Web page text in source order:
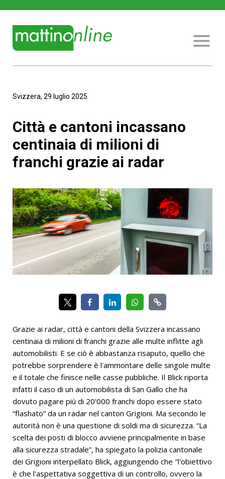
Svizzera, 29 luglio 2025
Città e cantoni incassano
centinaia di milioni di
franchi grazie ai radar
Grazie ai radar, città e cantoni della Svizzera incassano
centinaia di milioni di franchi grazie alle multe inflitte agli
automobilisti. E se ciò è abbastanza risaputo, quello che
potrebbe sorprendere è l'ammontare delle singole multe
e il totale che finisce nelle casse pubbliche. Il Blick riporta
infatti il caso di un automobilista di San Gallo che ha
dovuto pagare più di 20'000 franchi dopo essere stato
“flashato” da un radar nel canton Grigioni. Ma secondo le
autorità non è una questione di soldi ma di sicurezza. “La
scelta dei posti di blocco avviene principalmente in base
alla sicurezza stradale”, ha spiegato la polizia cantonale
dei Grigioni interpellato Blick, aggiungendo che "l'obiettivo
è che l'aspettativa soggettiva di un controllo, ovvero la